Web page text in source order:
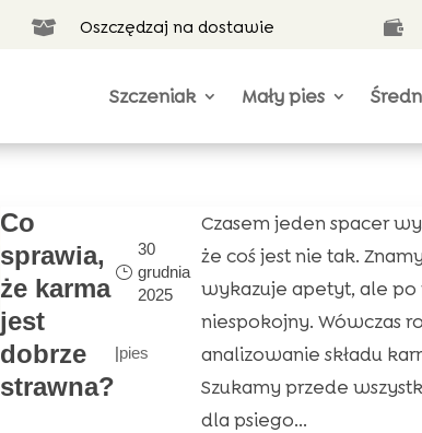
 Oszczędzaj na dostawie 
Szczeniak Mały pies
Co
sprawia,
że karma
jest
dobrze
strawna?
30
grudnia
2025
|pies
Czasem jeden spacer
że coś jest nie tak.
wykazuje apetyt, ale po
niespokojny. Wówczas
analizowanie składu
Szukamy przede
dla psiego...